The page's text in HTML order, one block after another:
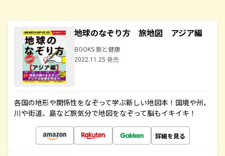
地球のなぞり方 旅地図 アジア編
BOOKS 旅と健康
2022.11.25 発売
各国の地形や関係性をなぞって学ぶ新しい地図本！国境や州、
川や街道、島など旅気分で地図をなぞって脳もイキイキ！
詳細を見る